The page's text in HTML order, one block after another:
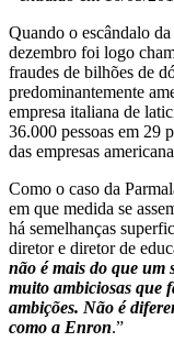
Quando o escândalo
dezembro foi logo
fraudes de bilhões de
predominantemente
empresa italiana de
36.000 pessoas em 29
das empresas
Como o caso da
em que medida se
há semelhanças
diretor e diretor de
não é mais do que um
muito ambiciosas que
ambições. Não é
como a Enron.”